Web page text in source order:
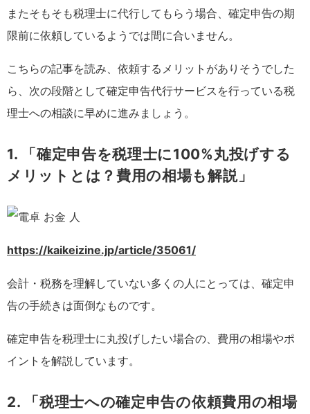
またそもそも税理士に代行してもらう場合、確定申告の期
限前に依頼しているようでは間に合いません。
こちらの記事を読み、依頼するメリットがありそうでした
ら、次の段階として確定申告代行サービスを行っている税
理士への相談に早めに進みましょう。
1. 「確定申告を税理士に100%丸投げする
メリットとは？費用の相場も解説」
https://kaikeizine.jp/article/35061/
会計・税務を理解していない多くの人にとっては、確定申
告の手続きは面倒なものです。
確定申告を税理士に丸投げしたい場合の、費用の相場やポ
イントを解説しています。
2. 「税理士への確定申告の依頼費用の相場